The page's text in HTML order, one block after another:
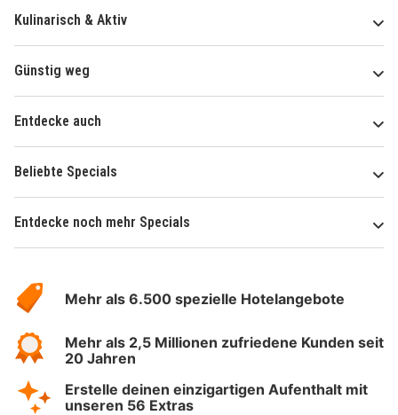
Kulinarisch & Aktiv
Günstig weg
Entdecke auch
Beliebte Specials
Entdecke noch mehr Specials
Hotelspecials
Mehr als 6.500 spezielle Hotelangebote
Mehr als 2,5 Millionen zufriedene Kunden seit
20 Jahren
Erstelle deinen einzigartigen Aufenthalt mit
unseren 56 Extras